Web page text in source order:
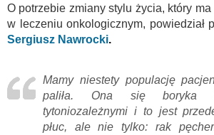
O potrzebie zmiany stylu życia, który
w leczeniu onkologicznym, powiedział
Sergiusz Nawrocki.
Mamy niestety populację
paliła. Ona się boryka
tytoniozależnymi i to jest
płuc, ale nie tylko: rak